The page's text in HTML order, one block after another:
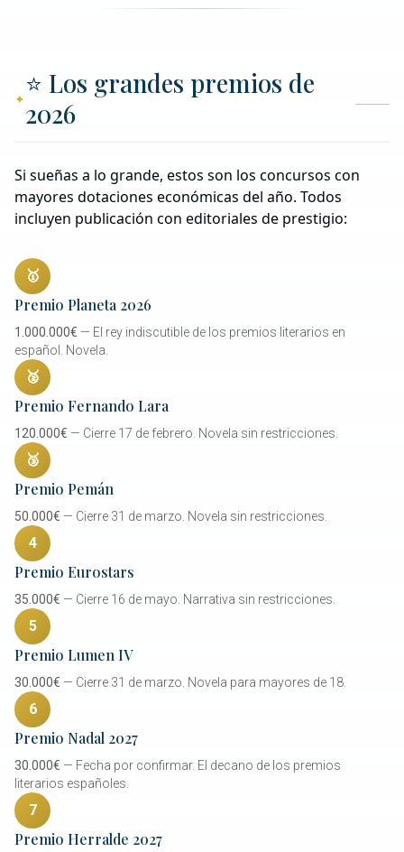
⭐ Los grandes premios de
2026
Si sueñas a lo grande, estos son los concursos con
mayores dotaciones económicas del año. Todos
incluyen publicación con editoriales de prestigio:
🥇
Premio Planeta 2026
1.000.000€ — El rey indiscutible de los premios literarios en
español. Novela.
🥈
Premio Fernando Lara
120.000€ — Cierre 17 de febrero. Novela sin restricciones.
🥉
Premio Pemán
50.000€ — Cierre 31 de marzo. Novela sin restricciones.
4
Premio Eurostars
35.000€ — Cierre 16 de mayo. Narrativa sin restricciones.
5
Premio Lumen IV
30.000€ — Cierre 31 de marzo. Novela para mayores de 18.
6
Premio Nadal 2027
30.000€ — Fecha por confirmar. El decano de los premios
literarios españoles.
7
Premio Herralde 2027